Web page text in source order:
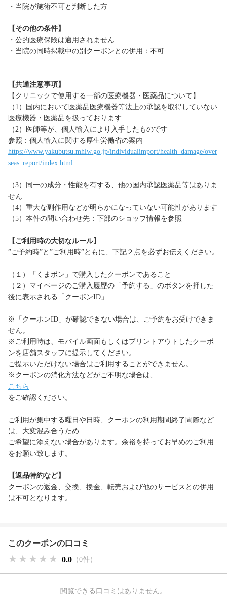
・当院が施術不可と判断した方
【その他の条件】
・公的医療保険は適用されません
・当院の同時掲載中の別クーポンとの併用：不可
【共通注意事項】
【クリニックで使用する一部の医療機器・医薬品について】
（1）国内において医薬品医療機器等法上の承認を取得していない
医療機器・医薬品を扱っております
（2）医師等が、個人輸入により入手したものです
参照：個人輸入に関する厚生労働省の案内
https://www.yakubutsu.mhlw.go.jp/individualimport/health_damage/over
seas_report/index.html
（3）同一の成分・性能を有する、他の国内承認医薬品等はありま
せん
（4）重大な副作用などが明らかになっていない可能性があります
（5）本件の問い合わせ先：下部のショップ情報を参照
【ご利用時の大切なルール】
”ご予約時”と”ご利用時”ともに、下記２点を必ずお伝えください。
（１）「くまポン」で購入したクーポンであること
（２）マイページのご購入履歴の「予約する」のボタンを押した
後に表示される「クーポンID」
※「クーポンID」が確認できない場合は、ご予約をお受けできま
せん。
※ご利用時は、モバイル画面もしくはプリントアウトしたクーポ
ンを店舗スタッフに提示してください。
ご提示いただけない場合はご利用することができません。
※クーポンの消化方法などがご不明な場合は、
こちら
をご確認ください。
ご利用が集中する曜日や日時、クーポンの利用期間終了間際など
は、大変混み合うため
ご希望に添えない場合があります。余裕を持ってお早めのご利用
をお願い致します。
【返品特約など】
クーポンの返金、交換、換金、転売および他のサービスとの併用
は不可となります。
このクーポンの口コミ
★★★★★
★★★★★
★★★★★ 0.0 （0件）
閲覧できる口コミはありません。